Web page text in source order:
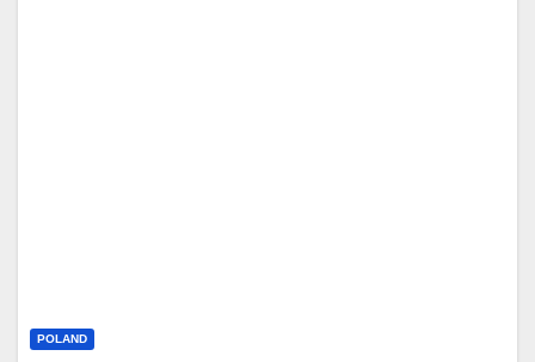
POLAND